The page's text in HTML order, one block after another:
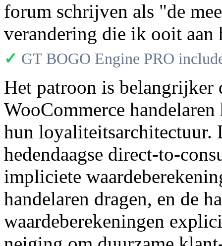
forum schrijven als "de
verandering die ik ooit aan
✓ GT BOGO Engine PRO
Het patroon is belangrijker
WooCommerce
hun loyaliteitsarchitectuur.
hedendaagse direct-to-
impliciete
handelaren dragen, en de
waardeberekeningen